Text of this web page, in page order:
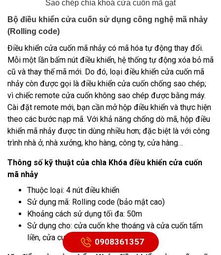
Sao chép chìa khoá cửa cuốn mã gạt
Bộ điều khiển cửa cuốn sử dụng công nghệ mã nhảy
(Rolling code)
Điều khiển cửa cuốn mã nhảy có mã hóa tự động thay đổi.
Mỗi một lần bấm nút điều khiển, hệ thống tự động xóa bỏ mã
cũ và thay thế mã mới. Do đó, loại điều khiển cửa cuốn mã
nhảy còn được gọi là điều khiển cửa cuốn chống sao chép;
vì chiếc remote cửa cuốn không sao chép được bằng máy.
Cài đặt remote mới, bạn cần mở hộp điều khiển và thực hiện
theo các bước nạp mã. Với khả năng chống dò mã, hộp điều
khiển mã nhảy được tin dùng nhiều hơn; đặc biệt là với công
trình nhà ở, nhà xưởng, kho hàng, công ty, cửa hàng…
Thông số kỹ thuật của chìa Khóa điều khiển cửa cuốn
mã nhảy
Thuộc loại: 4 nút điều khiển
Sử dụng mã: Rolling code (bảo mật cao)
Khoảng cách sử dụng tối đa: 50m
Sử dụng cho: cửa cuốn khe thoáng và cửa cuốn tấm
liền, cửa cuốn inox... 0908361357